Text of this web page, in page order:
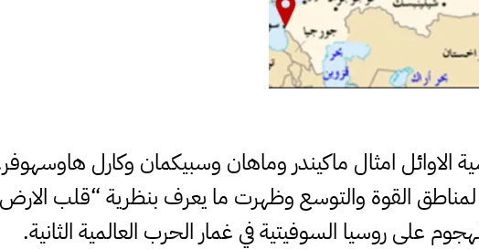
الاوائل امثال ماكيندر وماهان وسبيكمان وكارل
لمناطق القوة والتوسع وظهرت ما يعرف بنظرية “قلب
على روسيا السوفيتية في غمار الحرب العالمية الثانية.